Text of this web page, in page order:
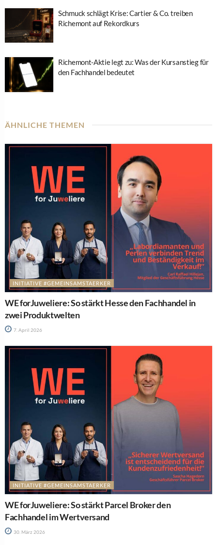
Schmuck schlägt Krise: Cartier & Co. treiben
Richemont auf Rekordkurs
Richemont-Aktie legt zu: Was der Kursanstieg für
den Fachhandel bedeutet
ÄHNLICHE THEMEN
INITIATIVE #GEMEINSAMSTAERKER
WE forJuweliere: So stärkt Hesse den Fachhandel in
zwei Produktwelten
7. April 2026
INITIATIVE #GEMEINSAMSTAERKER
WE forJuweliere: So stärkt Parcel Broker den
Fachhandel im Wertversand
30. März 2026